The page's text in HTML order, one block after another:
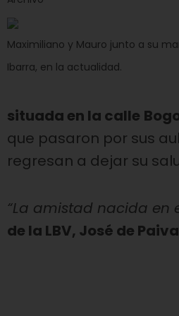
Maximiliano y Mauro junto a su
Ibarra, en la actualidad.
situada en la calle
que pasaron por sus
regresan a dejar su
“La amistad nacida en
de la LBV, José de